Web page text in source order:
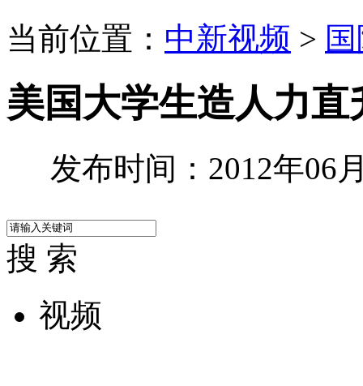
当前位置： 中新视频 >
美国大学生造人力
发布时间：2012年06
搜 索
视频